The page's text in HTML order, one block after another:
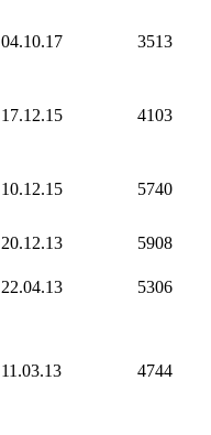
04.10.17 3513
17.12.15 4103
10.12.15 5740
20.12.13
5908
22.04.13 5306
11.03.13 4744